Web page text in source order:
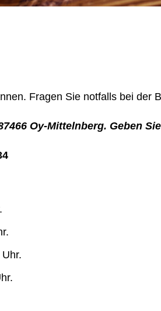
Fragen Sie notfalls bei der
Oy-Mittelnberg. Geben